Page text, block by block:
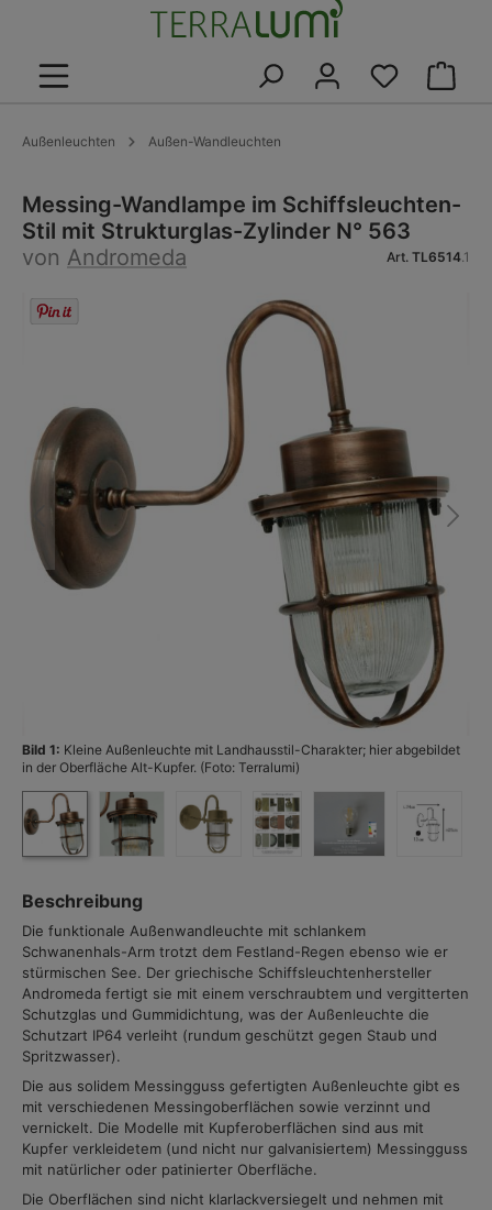
Außenleuchten Außen-Wandleuchten
Messing-Wandlampe im Schiffsleuchten-
Stil mit Strukturglas-Zylinder N° 563
von Andromeda Art. TL6514.1
Bildergalerie überspringen
Bild 1: Kleine Außenleuchte mit Landhausstil-Charakter; hier abgebildet
in der Oberfläche Alt-Kupfer. (Foto: Terralumi)
Beschreibung
Die funktionale Außenwandleuchte mit schlankem
Schwanenhals-Arm trotzt dem Festland-Regen ebenso wie er
stürmischen See. Der griechische Schiffsleuchtenhersteller
Andromeda fertigt sie mit einem verschraubtem und vergitterten
Schutzglas und Gummidichtung, was der Außenleuchte die
Schutzart IP64 verleiht (rundum geschützt gegen Staub und
Spritzwasser).
Die aus solidem Messingguss gefertigten Außenleuchte gibt es
mit verschiedenen Messingoberflächen sowie verzinnt und
vernickelt. Die Modelle mit Kupferoberflächen sind aus mit
Kupfer verkleidetem (und nicht nur galvanisiertem) Messingguss
mit natürlicher oder patinierter Oberfläche.
Die Oberflächen sind nicht klarlackversiegelt und nehmen mit